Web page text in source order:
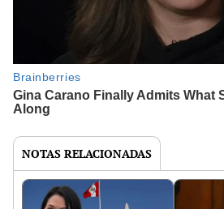
NOTAS RELACIONADAS